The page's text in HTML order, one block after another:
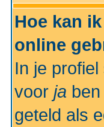
Hoe kan
online
In je
voor ja
geteld als